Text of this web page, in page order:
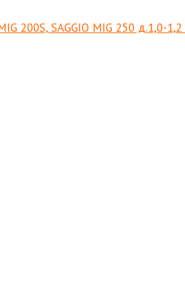
200S, SAGGIO MIG 250 д.1,0-